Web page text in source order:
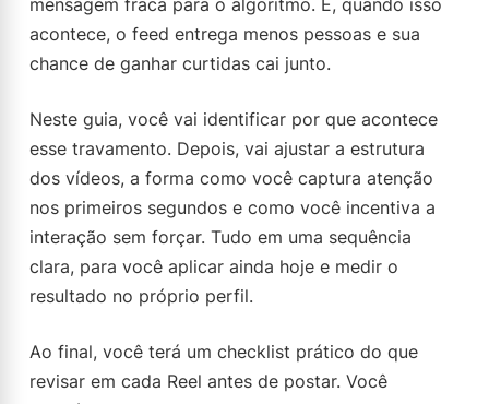
mensagem fraca para o algoritmo. E, quando isso
acontece, o feed entrega menos pessoas e sua
chance de ganhar curtidas cai junto.
Neste guia, você vai identificar por que acontece
esse travamento. Depois, vai ajustar a estrutura
dos vídeos, a forma como você captura atenção
nos primeiros segundos e como você incentiva a
interação sem forçar. Tudo em uma sequência
clara, para você aplicar ainda hoje e medir o
resultado no próprio perfil.
Ao final, você terá um checklist prático do que
revisar em cada Reel antes de postar. Você